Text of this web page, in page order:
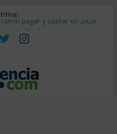
pagar y cobrar en 2026
por qué sale tan caro
cómo auditarla a tiempo
de suministro: qué hacer
cómo segmentarlo y venderle